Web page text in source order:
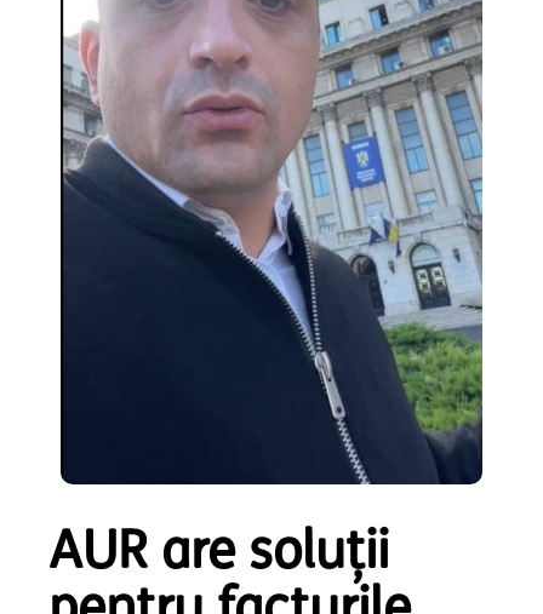
AUR are soluții